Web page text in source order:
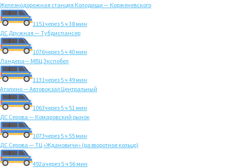
Железнодорожная станция Колодищи — Корженевского
1151через 5 ч 38 мин
ДС Дружная — Тубдиспансер
1076через 5 ч 40 мин
Ландера— МВЦ Экспобел
1131через 5 ч 49 мин
Атолино — Автовокзал Центральный
1063через 5 ч 51 мин
ДС Серова — Комаровский рынок
1073через 5 ч 55 мин
ДС Серова — ТЦ «Ждановичи» (разворотное кольцо)
492ачерез 5 ч 56 мин